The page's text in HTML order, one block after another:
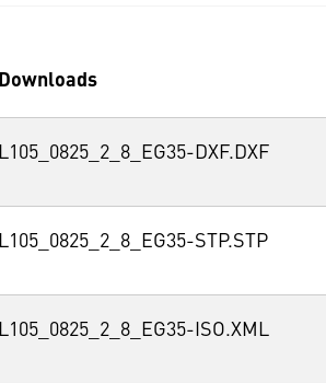
Downloads
L105_0825_2_8_EG35-DXF.DXF
L105_0825_2_8_EG35-STP.STP
L105_0825_2_8_EG35-ISO.XML